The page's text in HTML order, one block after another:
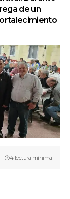
de un
4 lectura mínima